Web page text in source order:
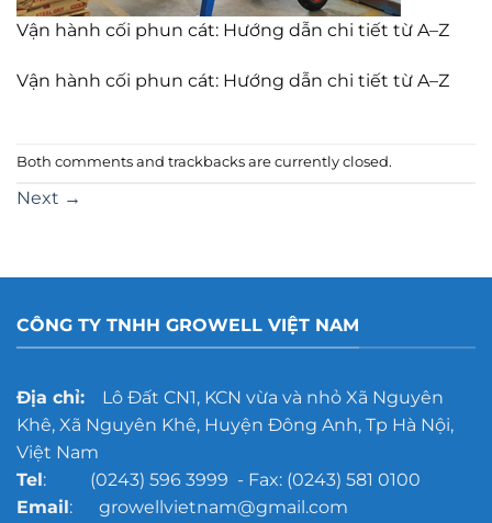
Vận hành cối phun cát: Hướng dẫn chi tiết từ A–Z
Vận hành cối phun cát: Hướng dẫn chi tiết từ A–Z
Both comments and trackbacks are currently closed.
Next →
CÔNG TY TNHH GROWELL VIỆT NAM
Địa chỉ:Lô Đất CN1, KCN vừa và nhỏ Xã Nguyên
Khê, Xã Nguyên Khê, Huyện Đông Anh, Tp Hà Nội,
Việt Nam
Tel: (0243) 596 3999 - Fax: (0243) 581 0100
Email: growellvietnam@gmail.com